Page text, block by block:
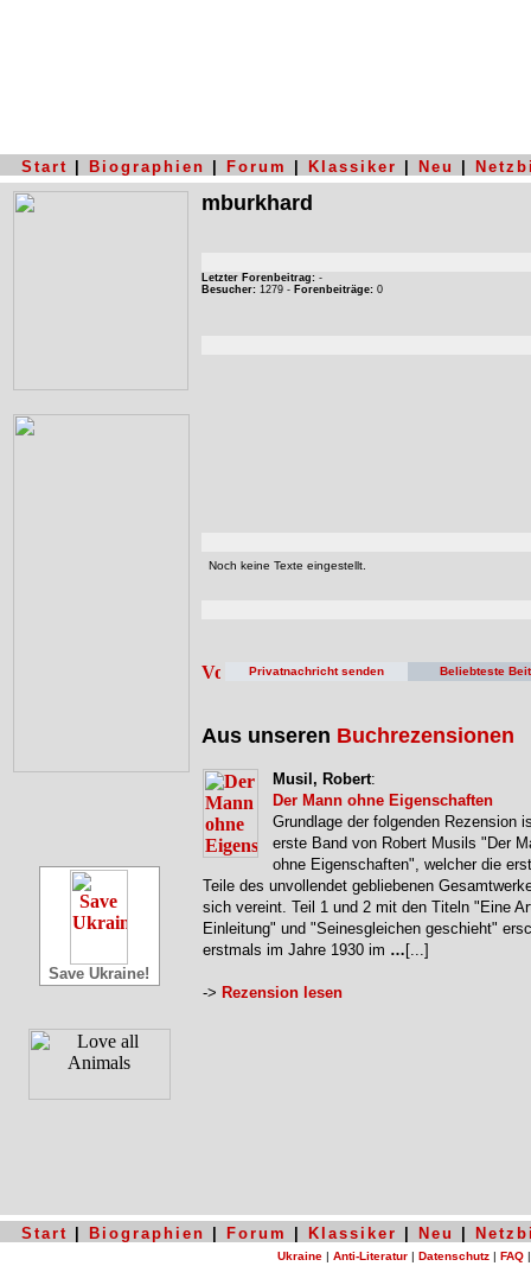
Start Biographien Forum Klassiker Neu
Save Ukraine!
mburkhard
Letzter Forenbeitrag: -
Besucher: 1279 - Forenbeiträge: 0
Noch keine Texte eingestellt.
Privatnachricht senden Beliebteste
Aus unseren Buchrezensionen
Musil, Robert:
Der Mann ohne Eigenschaften
Grundlage der folgenden Rezension
erste Band von Robert Musils "Der
ohne Eigenschaften", welcher die
Teile des unvollendet gebliebenen
sich vereint. Teil 1 und 2 mit den Titeln "Eine
Einleitung" und "Seinesgleichen geschieht"
erstmals im Jahre 1930 im … [...]
-> Rezension lesen
Start Biographien Forum Klassiker Neu
Ukraine | Anti-Literatur | Datenschutz | FAQ